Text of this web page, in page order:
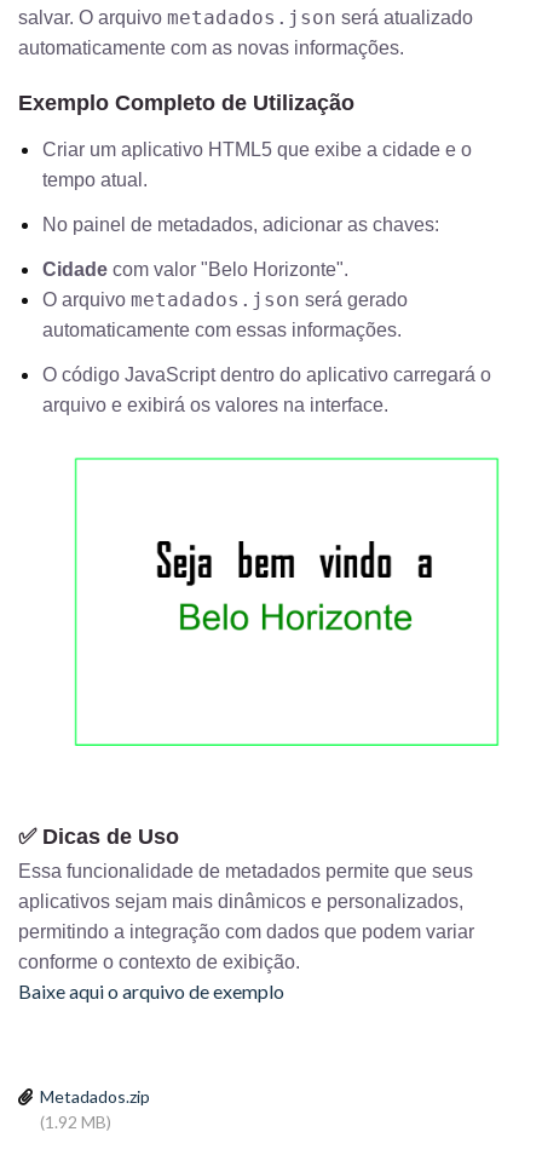
salvar. O arquivo metadados.json será atualizado
automaticamente com as novas informações.
Exemplo Completo de Utilização
Criar um aplicativo HTML5 que exibe a cidade e o
tempo atual.
No painel de metadados, adicionar as chaves:
Cidade com valor "Belo Horizonte".
O arquivo metadados.json será gerado
automaticamente com essas informações.
O código JavaScript dentro do aplicativo carregará o
arquivo e exibirá os valores na interface.
✅ Dicas de Uso
Essa funcionalidade de metadados permite que seus
aplicativos sejam mais dinâmicos e personalizados,
permitindo a integração com dados que podem variar
conforme o contexto de exibição.
Baixe aqui o arquivo de exemplo
Metadados.zip
(1.92 MB)